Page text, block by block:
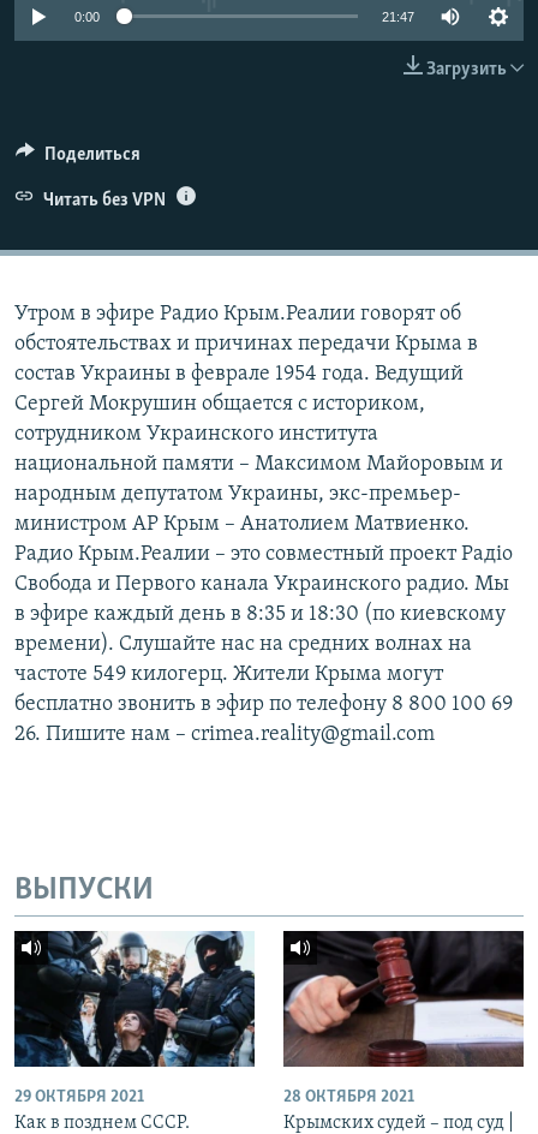
ПОБЕДИТЕЛЕЙ НЕ СУДЯТ?
УКРАИНСКАЯ ПРОБЛЕМА КРЫМА
ПРИСОЕДИНЯЙТЕСЬ!
Все сайты RFE/RL
0:00 21:47
Загрузить
Поделиться
Читать без VPN
Утром в эфире Радио Крым.Реалии говорят об
обстоятельствах и причинах передачи Крыма в
состав Украины в феврале 1954 года. Ведущий
Сергей Мокрушин общается с историком,
сотрудником Украинского института
национальной памяти – Максимом Майоровым и
народным депутатом Украины, экс-премьер-
министром АР Крым – Анатолием Матвиенко.
Радио Крым.Реалии – это совместный проект Радіо
Свобода и Первого канала Украинского радио. Мы
в эфире каждый день в 8:35 и 18:30 (по киевскому
времени). Слушайте нас на средних волнах на
частоте 549 килогерц. Жители Крыма могут
бесплатно звонить в эфир по телефону 8 800 100 69
26. Пишите нам – crimea.reality@gmail.com
ВЫПУСКИ
29 ОКТЯБРЯ 2021
Как в позднем СССР.
28 ОКТЯБРЯ 2021
Крымских судей – под суд |